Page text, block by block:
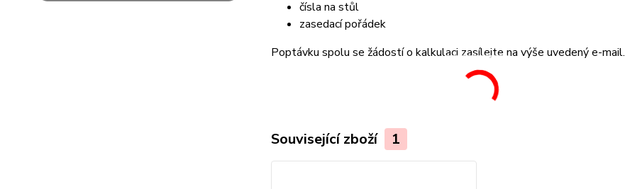
čísla na stůl
zasedací pořádek
Poptávku spolu se žádostí o kalkulaci zasílejte na výše uvedený e-mail.
Související zboží 1